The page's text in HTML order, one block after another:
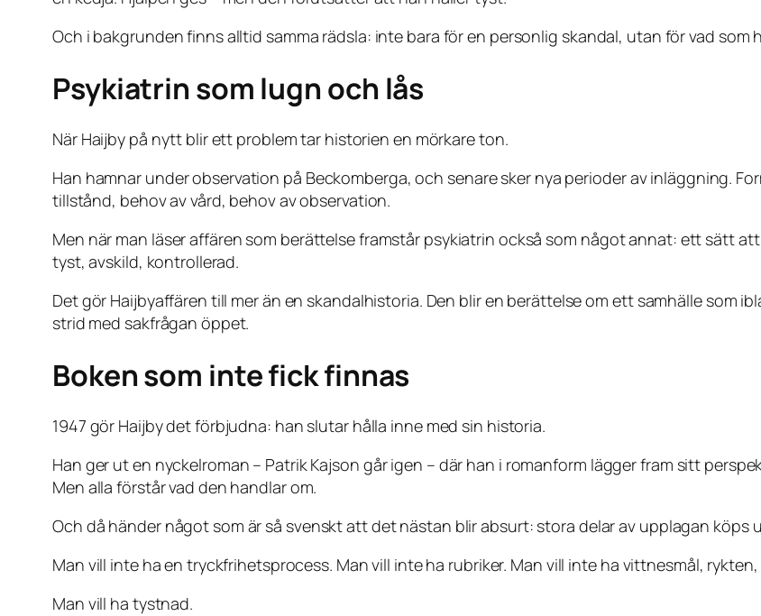
Och i bakgrunden finns alltid samma rädsla: inte bara för en personlig skandal, utan för vad som
Psykiatrin som lugn och lås
När Haijby på nytt blir ett problem tar historien en mörkare ton.
Han hamnar under observation på Beckomberga, och senare sker nya perioder av inläggning.
tillstånd, behov av vård, behov av observation.
Men när man läser affären som berättelse framstår psykiatrin också som något annat: ett sätt
tyst, avskild, kontrollerad.
Det gör Haijbyaffären till mer än en skandalhistoria. Den blir en berättelse om ett samhälle som
strid med sakfrågan öppet.
Boken som inte fick finnas
1947 gör Haijby det förbjudna: han slutar hålla inne med sin historia.
Han ger ut en nyckelroman – Patrik Kajson går igen – där han i romanform lägger fram sitt
Men alla förstår vad den handlar om.
Och då händer något som är så svenskt att det nästan blir absurt: stora delar av upplagan köps
Man vill inte ha en tryckfrihetsprocess. Man vill inte ha rubriker. Man vill inte ha vittnesmål,
Man vill ha tystnad.